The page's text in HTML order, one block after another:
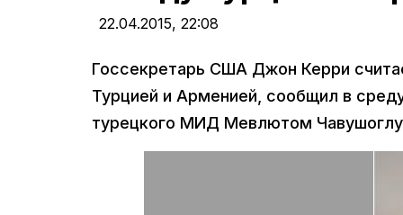
22.04.2015, 22:08
Госсекретарь США Джон Керри
Турцией и Арменией, сообщил в
турецкого МИД Мевлютом